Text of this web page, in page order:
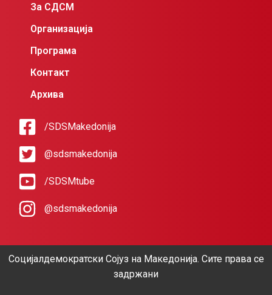
За СДСМ
Организација
Програма
Контакт
Архива
/SDSMakedonija
@sdsmakedonija
/SDSMtube
@sdsmakedonija
Социјалдемократски Сојуз на Македонија. Сите права се
задржани